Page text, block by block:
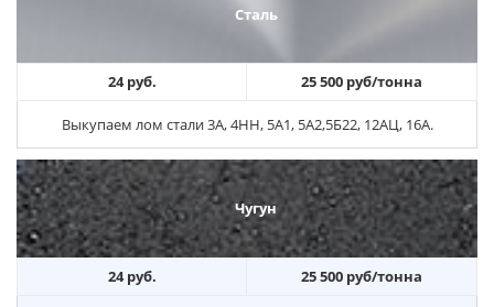
Сталь
24 руб. 25 500 руб/тонна
Выкупаем лом стали 3А, 4НН, 5А1, 5А2,5Б22, 12АЦ, 16А.
Чугун
24 руб. 25 500 руб/тонна